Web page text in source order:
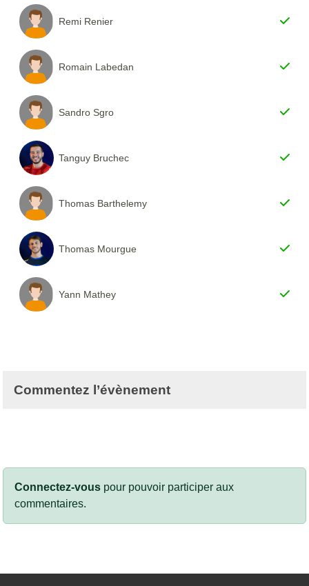
Remi Renier
Romain Labedan
Sandro Sgro
Tanguy Bruchec
Thomas Barthelemy
Thomas Mourgue
Yann Mathey
Commentez l’évènement
Connectez-vous pour pouvoir participer aux
commentaires.